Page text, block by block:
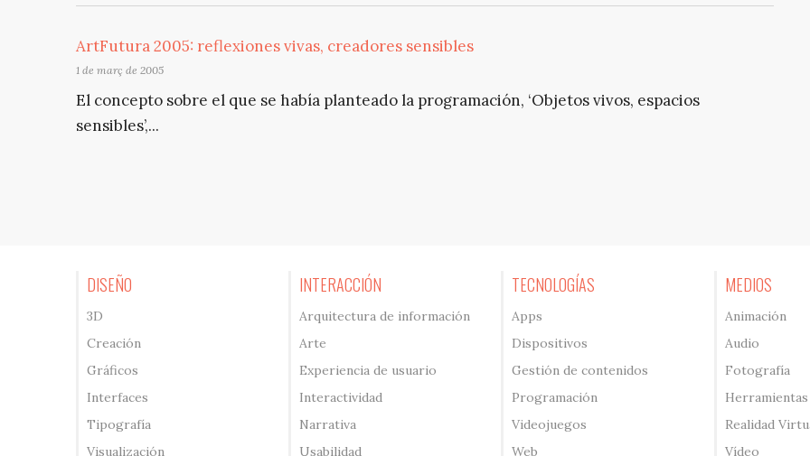
ArtFutura 2005: reflexiones vivas, creadores sensibles
1 de març de 2005
El concepto sobre el que se había planteado la programación, ‘Objetos vivos, espacios
sensibles’,...
DISEÑO
3D
Creación
Gráficos
Interfaces
Tipografía
Visualización
INTERACCIÓN
Arquitectura de información
Arte
Experiencia de usuario
Interactividad
Narrativa
Usabilidad
TECNOLOGÍAS
Apps
Dispositivos
Gestión de contenidos
Programación
Videojuegos
Web
MEDIOS
Animación
Audio
Fotografía
Herramientas
Realidad
Vídeo